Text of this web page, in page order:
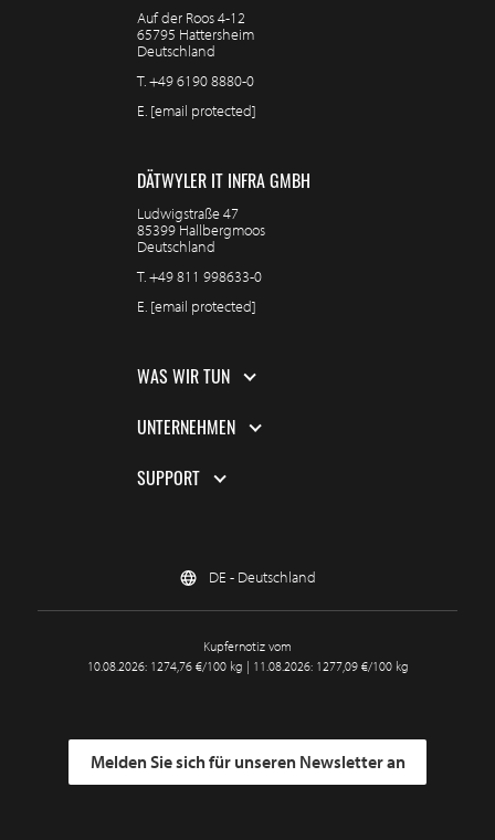
Auf der Roos 4-12
65795 Hattersheim
Deutschland
T.+49 6190 8880-0
E. [email protected]
DÄTWYLER IT INFRA GMBH
Ludwigstraße 47
85399 Hallbergmoos
Deutschland
T.+49 811 998633-0
E. [email protected]
WAS WIR TUN
UNTERNEHMEN
SUPPORT
DE - Deutschland
Kupfernotiz vom
10.08.2026: 1274,76 €/100 kg | 11.08.2026: 1277,09 €/100 kg
Melden Sie sich für unseren Newsletter an